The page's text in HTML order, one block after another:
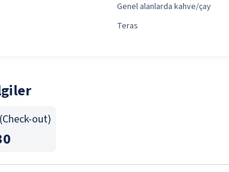
Genel alanlarda kahve/çay
Teras
(Check-out)